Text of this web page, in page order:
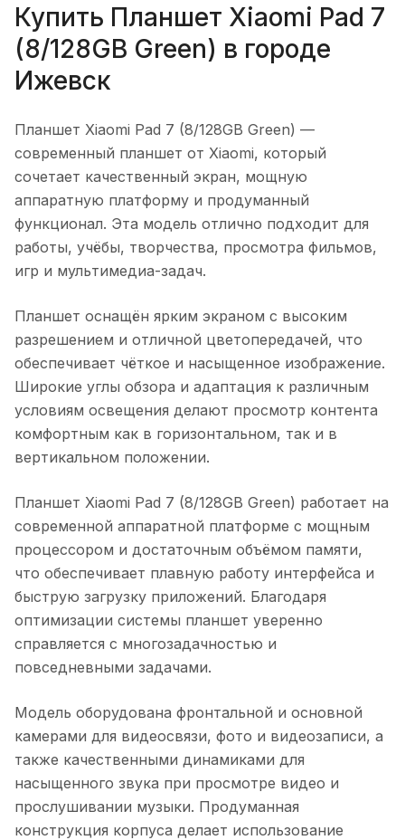
Купить Планшет Xiaomi Pad 7
(8/128GB Green) в городе
Ижевск
Планшет Xiaomi Pad 7 (8/128GB Green) —
современный планшет от Xiaomi, который
сочетает качественный экран, мощную
аппаратную платформу и продуманный
функционал. Эта модель отлично подходит для
работы, учёбы, творчества, просмотра фильмов,
игр и мультимедиа-задач.
Планшет оснащён ярким экраном с высоким
разрешением и отличной цветопередачей, что
обеспечивает чёткое и насыщенное изображение.
Широкие углы обзора и адаптация к различным
условиям освещения делают просмотр контента
комфортным как в горизонтальном, так и в
вертикальном положении.
Планшет Xiaomi Pad 7 (8/128GB Green) работает на
современной аппаратной платформе с мощным
процессором и достаточным объёмом памяти,
что обеспечивает плавную работу интерфейса и
быструю загрузку приложений. Благодаря
оптимизации системы планшет уверенно
справляется с многозадачностью и
повседневными задачами.
Модель оборудована фронтальной и основной
камерами для видеосвязи, фото и видеозаписи, а
также качественными динамиками для
насыщенного звука при просмотре видео и
прослушивании музыки. Продуманная
конструкция корпуса делает использование